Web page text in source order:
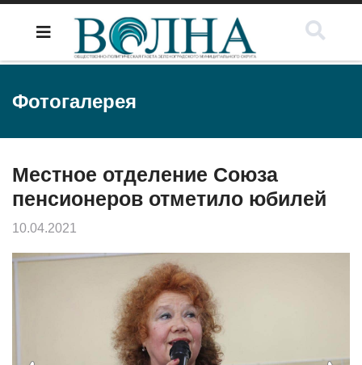
Фотогалерея
Местное отделение Союза
пенсионеров отметило юбилей
10.04.2021